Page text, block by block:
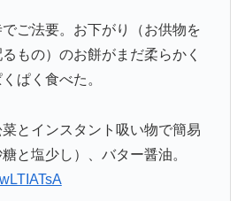
ご法要。お下がり（お供物を
もの）のお餅がまだ柔らかく
ぱく食べた。
とインスタント吸い物で簡易
と塩少し）、バター醤油。